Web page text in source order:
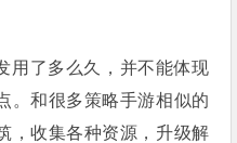
用了多么久，并不能体现
。和很多策略手游相似的
，收集各种资源，升级解